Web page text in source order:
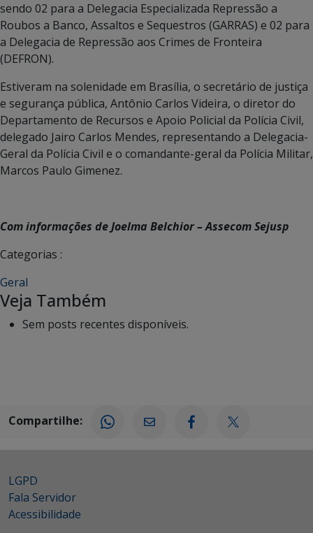
sendo 02 para a Delegacia Especializada Repressão a
Roubos a Banco, Assaltos e Sequestros (GARRAS) e 02 para
a Delegacia de Repressão aos Crimes de Fronteira
(DEFRON).
Estiveram na solenidade em Brasília, o secretário de justiça
e segurança pública, Antônio Carlos Videira, o diretor do
Departamento de Recursos e Apoio Policial da Polícia Civil,
delegado Jairo Carlos Mendes, representando a Delegacia-
Geral da Polícia Civil e o comandante-geral da Polícia Militar,
Marcos Paulo Gimenez.
Com informações de Joelma Belchior – Assecom Sejusp
Categorias :
Geral
Veja Também
Sem posts recentes disponíveis.
Compartilhe:
LGPD
Fala Servidor
Acessibilidade